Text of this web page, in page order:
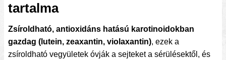
tartalma
Zsíroldható, antioxidáns hatású karotinoidokban
gazdag (lutein, zeaxantin, violaxantin), ezek a
zsíroldható vegyületek óvják a sejteket a sérülésektől, és